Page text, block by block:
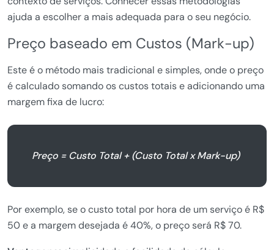
ajuda a escolher a mais adequada para o seu negócio.
Preço baseado em Custos (Mark-up)
Este é o método mais tradicional e simples, onde o preço
é calculado somando os custos totais e adicionando uma
margem fixa de lucro:
Preço = Custo Total + (Custo Total x Mark-up)
Por exemplo, se o custo total por hora de um serviço é R$
50 e a margem desejada é 40%, o preço será R$ 70.